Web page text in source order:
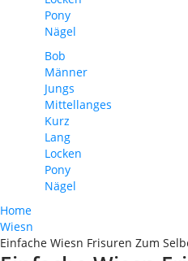
Pony
Nägel
Bob
Männer
Jungs
Mittellanges
Kurz
Lang
Locken
Pony
Nägel
Home
Wiesn
Einfache Wiesn Frisuren Zum